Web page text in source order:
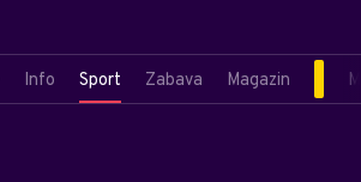
Info Sport Zabava Magazin